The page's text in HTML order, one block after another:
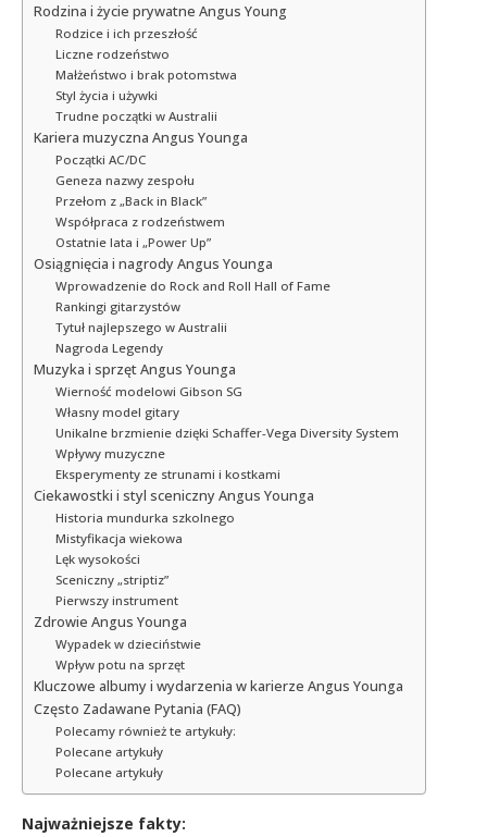
Rodzina i życie prywatne Angus Young
Rodzice i ich przeszłość
Liczne rodzeństwo
Małżeństwo i brak potomstwa
Styl życia i używki
Trudne początki w Australii
Kariera muzyczna Angus Younga
Początki AC/DC
Geneza nazwy zespołu
Przełom z „Back in Black”
Współpraca z rodzeństwem
Ostatnie lata i „Power Up”
Osiągnięcia i nagrody Angus Younga
Wprowadzenie do Rock and Roll Hall of Fame
Rankingi gitarzystów
Tytuł najlepszego w Australii
Nagroda Legendy
Muzyka i sprzęt Angus Younga
Wierność modelowi Gibson SG
Własny model gitary
Unikalne brzmienie dzięki Schaffer-Vega Diversity System
Wpływy muzyczne
Eksperymenty ze strunami i kostkami
Ciekawostki i styl sceniczny Angus Younga
Historia mundurka szkolnego
Mistyfikacja wiekowa
Lęk wysokości
Sceniczny „striptiz”
Pierwszy instrument
Zdrowie Angus Younga
Wypadek w dzieciństwie
Wpływ potu na sprzęt
Kluczowe albumy i wydarzenia w karierze Angus Younga
Często Zadawane Pytania (FAQ)
Polecamy również te artykuły:
Polecane artykuły
Polecane artykuły
Najważniejsze fakty: